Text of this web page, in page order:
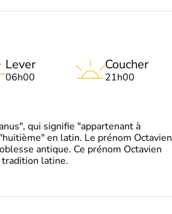
Lever
06h00
Coucher
21h00
qui signifie "appartenant à
en latin. Le prénom Octavien
antique. Ce prénom Octavien
tradition latine.